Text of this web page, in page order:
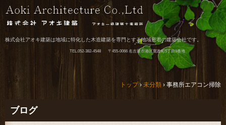
株式会社アオキ建築は地域に特化した木造建築を専門とする地域密着の建築会社です。
TEL.052-382-4548 〒455-0066 名古屋市港区寛政町5丁目9番地
トップ› 未分類 › 事務所エアコン掃除
ブログ